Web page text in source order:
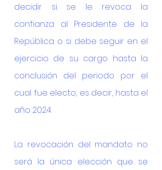
decidir si se le revoca la
confianza al Presidente de la
República o si debe seguir en el
ejercicio de su cargo hasta la
conclusión del periodo por el
cual fue electo, es decir, hasta el
año 2024.
La revocación del mandato no
será la única elección que se